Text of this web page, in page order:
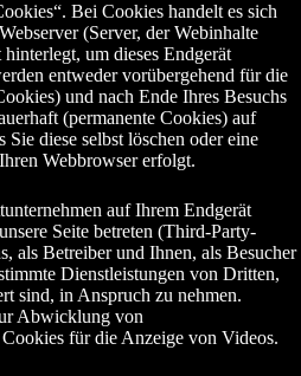
Bei Cookies handelt es sich
(Server, der Webinhalte
um dieses Endgerät
entweder vorübergehend für die
und nach Ende Ihres Besuchs
(permanente Cookies) auf
diese selbst löschen oder eine
Webbrowser erfolgt.
auf Ihrem Endgerät
Seite betreten (Third-Party-
als Betreiber und Ihnen, als Besucher
Dienstleistungen von Dritten,
sind, in Anspruch zu nehmen.
Abwicklung von
für die Anzeige von Videos.